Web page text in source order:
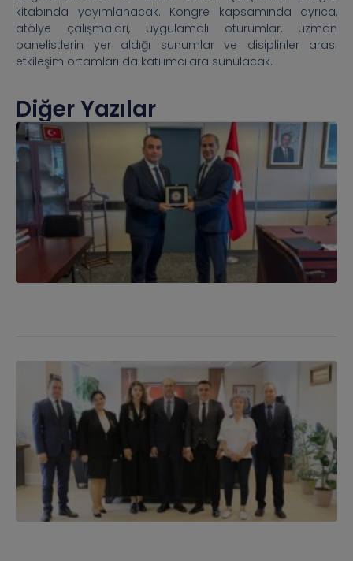
kitabında yayımlanacak. Kongre kapsamında ayrıca,
atölye çalışmaları, uygulamalı oturumlar, uzman
panelistlerin yer aldığı sunumlar ve disiplinler arası
etkileşim ortamları da katılımcılara sunulacak.
Diğer Yazılar